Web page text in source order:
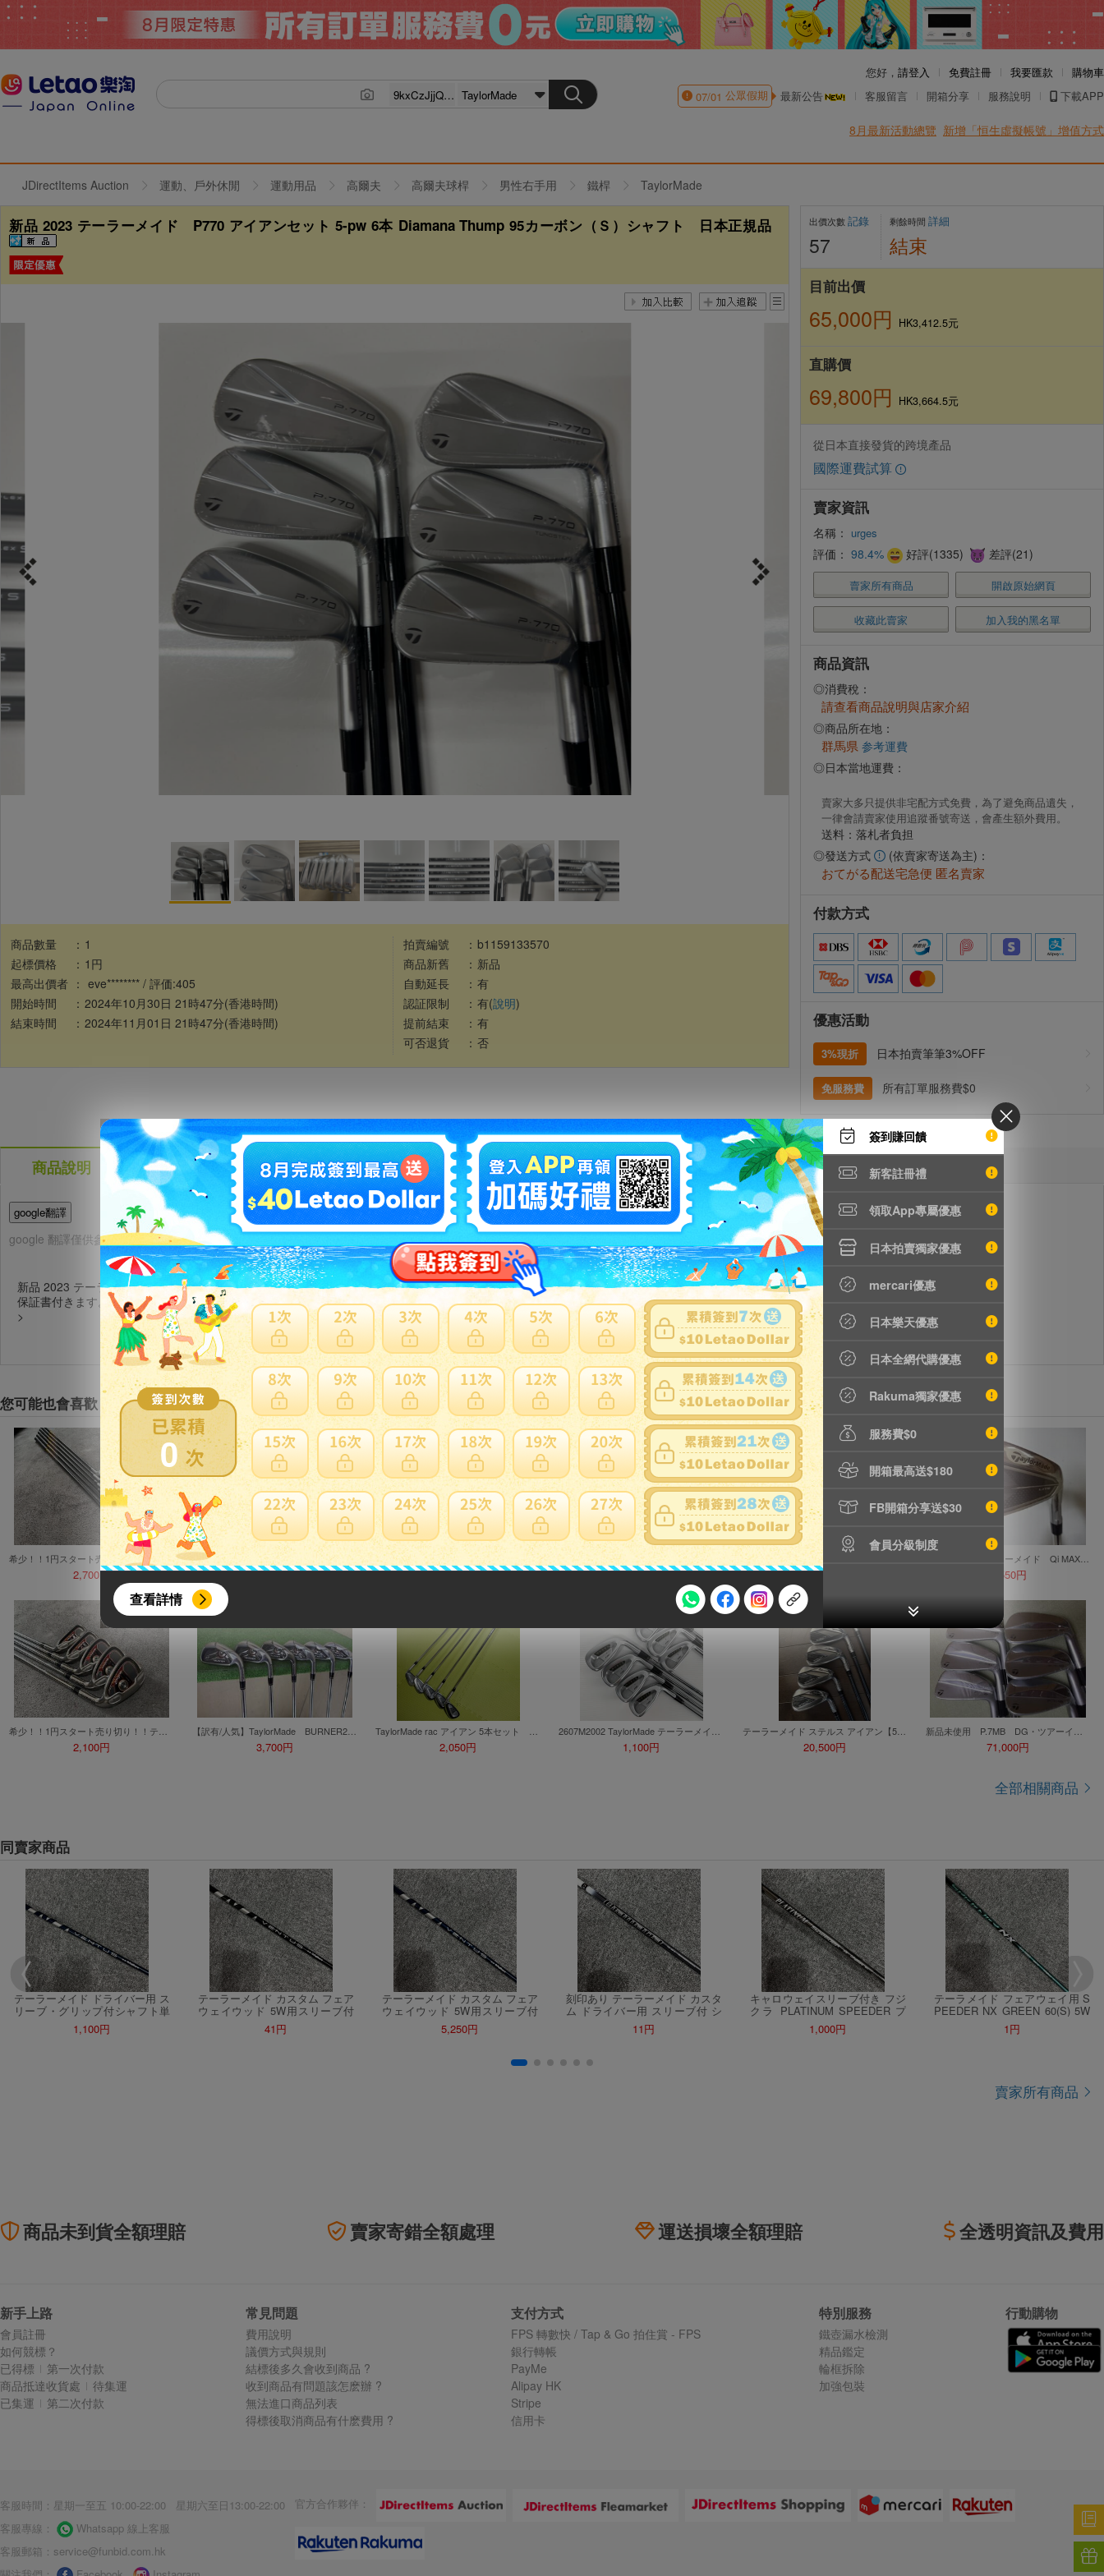
0
注意事項
【8月簽到活動】
活動期間：
2026年8月1日上午00:00開始至2026年8月31日晚上23:59結束。
Letao Dollar使用規則：
Letao Dollar使用期限至發放後第30日之晚上23:59。
Letao Dollar可於「JDirectItems Auction」、「日本商城代購」 「第一次付款」使用，可折抵服務費與
商品金額。
Letao Dollar不可用於購買商品為「門票、優惠券、住宿券、禮券、儲值卡……等等」、48小時外付
款、類現金商品、日本寄日本之訂單。
使用Letao Dollar之委託單，如因價格不符、缺貨、非Letao因素(退貨不會歸還)退單者，退回的Letao
Dollar使用期限不會延長。
Letao 保有所有變更、修改或提前終止之權利，如有變更恕不另行通知，將以官網公告為準。
查看詳情
簽到賺回饋
新客註冊禮
領取App專屬優惠
日本拍賣獨家優惠
mercari優惠
日本樂天優惠
日本全網代購優惠
Rakuma獨家優惠
服務費$0
開箱最高送$180
FB開箱分享送$30
會員分級制度
您好， 請登入 免費註冊 我要匯款
購物車
07/01 公眾假期 最新公告 客服留言 開箱分享 服務說明 下載APP
8月最新活動總覽 新增「恒生虛擬帳號」增值方式
JDirectItems Auction 運動、戶外休閒 運動用品 高爾夫 高爾夫球桿 男性右手用 鐵桿 TaylorMade
新品 2023 テーラーメイド P770 アイアンセット 5-pw 6本 Diamana Thump 95カーボン（Ｓ）シャフト 日本正規品
商品數量 ： 1
起標價格
： 1円
最高出價者 ： eve******** / 評価:405
開始時間
： 2024年10月30日 21時47分(香港時間)
結束時間
： 2024年11月01日 21時47分(香港時間)
拍賣編號 ： b1159133570
商品新舊
： 新品
自動延長
： 有
認証限制
： 有(說明)
提前結束
： 有
可否退貨
： 否
出價次數記錄
57
剩餘時間詳細
結束
目前出價
65,000円 HK3,412.5元
直購價
69,800円 HK3,664.5元
從日本直接發貨的跨境產品
國際運費試算
賣家資訊
名稱： urges
評価：98.4% 好評(1335) 差評(21)
賣家所有商品 開啟原始網頁
收藏此賣家 加入我的黑名單
商品資訊
◎消費稅：
請查看商品說明與店家介紹
◎商品所在地：
群馬県 参考運費
◎日本當地運費：
賣家大多只提供非宅配方式免費，為了避免商品遺失，
一律會請賣家使用追蹤番號寄送，會產生額外費用。
送料：落札者負担
◎發送方式
(依賣家寄送為主)：
おてがる配送宅急便 匿名賣家
付款方式
優惠活動
3%現折 日本拍賣筆筆3%OFF
免服務費 所有訂單服務費$0
商品說明 問與答() 費用試算 問題商品反映流程
google翻譯
google 翻譯僅供參考，詳細問題說明請使用商品問與答
新品 2023 テーラーメイド P770 アイアンセット 5-pw 6本 Diamana Thump 95カーボン（Ｓ）シャフトです。
保証書付きます。
>
您可能也會喜歡
希少！！1円スタート売り切り！！TaylorMade テーラーメイド r7 メンズアイアンセット ！！
2,700円
中古 テーラーメイド M2 アイアン フレックスS
4,300円
③j914◆TaylorMade テーラーメイド◆ゴルフ アイアンセット M2 5～9+P 6本セット シャフト TM7-217 FLEX:S
5,750円 1,300円 1,100円
E7. 未使用 テーラーメイド Qi MAX LITE 7番アイアン 26.5° NSPRO790GH S
4,550円
2,100円 3,700円 2,050円 1,100円
テーラーメイド ステルス アイアン【5本セット】 #6〜PW TENSEI RD TM60 フレックス S
20,500円 71,000円
全部相關商品
同賣家商品
テーラーメイド ドライバー用 ス
リーブ・グリップ付シャフト単
体 VENTUS BLUE VELOCORE
ベンタス ブルー 6S フジク
1,100円
テーラーメイド カスタム フェア
ウェイウッド 5W用スリーブ付
シャフト単体 VENTUS BLACK
6 S Velocore ベンタス ブラック
41円
テーラーメイド カスタム フェア
ウェイウッド 5W用スリーブ付
シャフト単体 VENTUS BLUE 6
S Velocore ベンタス ブルー ベ
5,250円
刻印あり テーラーメイド カスタ
ム ドライバー用 スリーブ付 シ
ャフト単体 Diamana PD60S デ
ィアマナPD ミツビシケミカル
11円
キャロウェイスリーブ付き フジ
クラ PLATINUM SPEEDER プ
ラチナム スピーダー 5S ドライ
バー用シャフト1,000円
テーラメイド フェアウェイ用 S
PEEDER NX GREEN 60(S) 5W
シャフト フジクラ スピーダー N
X グリーン スリーブ付き
1円
賣家所有商品
商品未到貨全額理賠 賣家寄錯全額處理 運送損壞全額理賠 全透明資訊及費用
新手上路
會員註冊
如何競標？
已得標
第一次付款
商品抵達收貨處
待集運
已集運
第二次付款
常見問題
費用說明
議價方式與規則
結標後多久會收到商品 ?
收到商品有問題該怎麽辦 ?
無法進口商品列表
得標後取消商品有什麽費用 ?
支付方式
FPS 轉數快 / Tap & Go 拍住賞 - FPS
銀行轉帳
PayMe
Alipay HK
Stripe
信用卡
特別服務
鐵壺漏水檢測
精品鑑定
輪框拆除
加強包裝
行動購物
客服時間：星期一至五 10:00-22:00 星期六至日13:00-22:00
客服專線：
Whatsapp 線上客服
客服郵箱： service@funbid.com.hk
官方合作夥伴：